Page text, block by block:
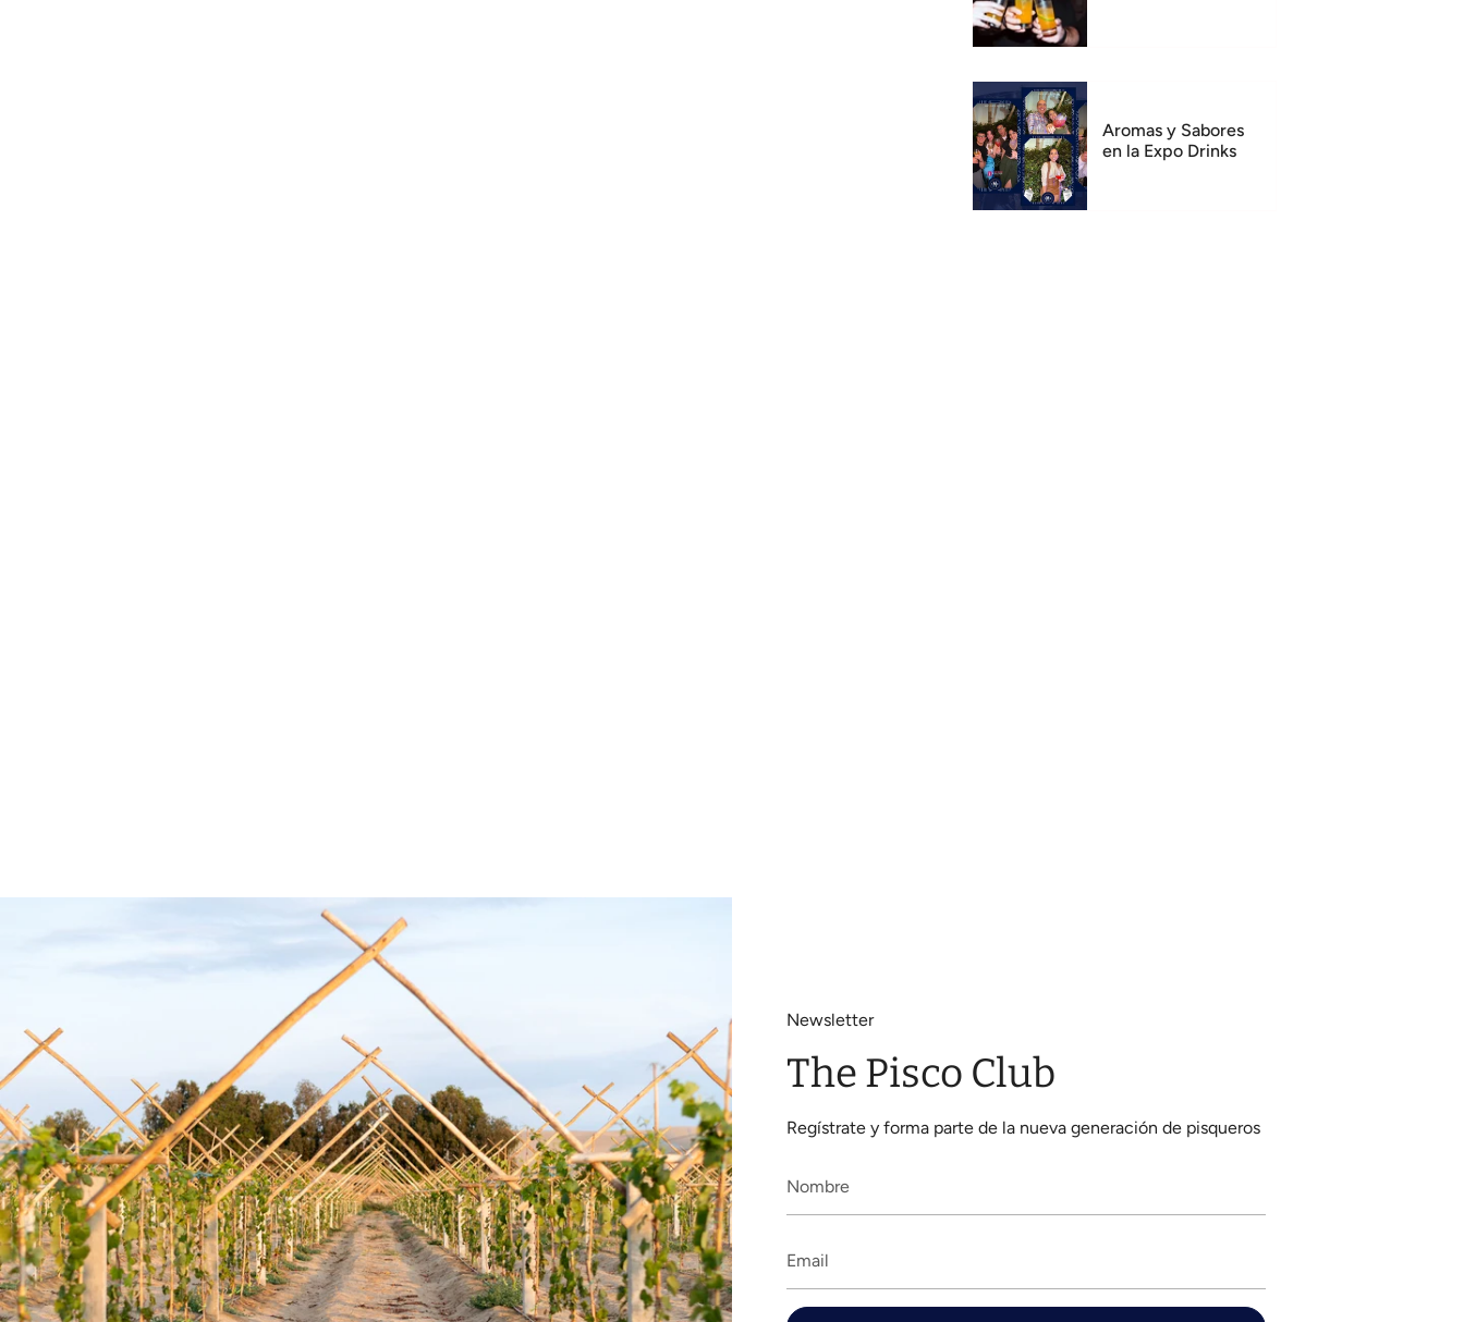
Aromas y Sabores
en la Expo Drinks
Newsletter
The Pisco Club
Regístrate y forma parte de la nueva generación de pisqueros